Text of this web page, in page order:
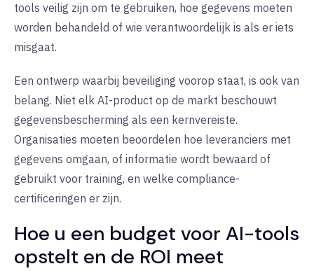
tools veilig zijn om te gebruiken, hoe gegevens moeten
worden behandeld of wie verantwoordelijk is als er iets
misgaat.
Een ontwerp waarbij beveiliging voorop staat, is ook van
belang. Niet elk AI-product op de markt beschouwt
gegevensbescherming als een kernvereiste.
Organisaties moeten beoordelen hoe leveranciers met
gegevens omgaan, of informatie wordt bewaard of
gebruikt voor training, en welke compliance-
certificeringen er zijn.
Hoe u een budget voor AI-tools
opstelt en de ROI meet